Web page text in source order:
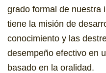
grado formal de nuestra
tiene la misión de
conocimiento y las
desempeño efectivo en
basado en la oralidad.